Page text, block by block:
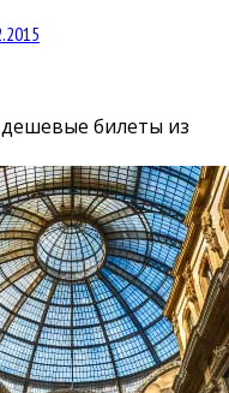
дешевые билеты из